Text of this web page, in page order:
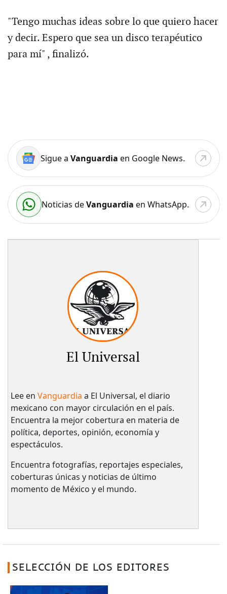
"Tengo muchas ideas sobre lo que quiero hacer
y decir. Espero que sea un disco terapéutico
para mí" , finalizó.
Sigue a Vanguardia en Google News.
Noticias deVanguardia en WhatsApp.
El Universal
Lee en Vanguardia a El Universal, el diario
mexicano con mayor circulación en el país.​
Encuentra la mejor cobertura en materia de
política, deportes, opinión, economía y
espectáculos.
Encuentra fotografías, reportajes especiales,
coberturas únicas y noticias de último
momento de México y el mundo.
SELECCIÓN DE LOS EDITORES